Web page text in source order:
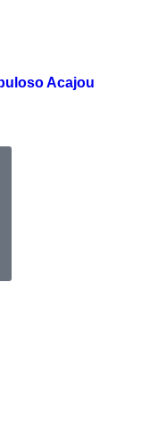
Acajou